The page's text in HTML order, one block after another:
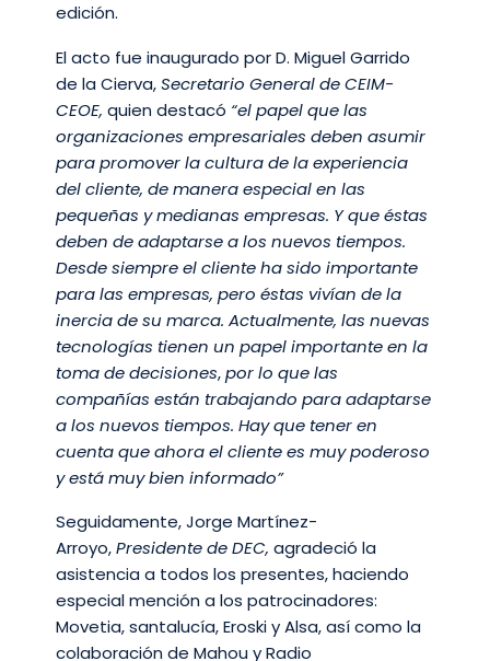
edición.
El acto fue inaugurado por D. Miguel Garrido
de la Cierva,Secretario General de CEIM-
CEOE, quien destacó “el papel que las
organizaciones empresariales deben asumir
para promover la cultura de la experiencia
del cliente, de manera especial en las
pequeñas y medianas empresas. Y que éstas
deben de adaptarse a los nuevos tiempos.
Desde siempre el cliente ha sido importante
para las empresas, pero éstas vivían de la
inercia de su marca. Actualmente, las nuevas
tecnologías tienen un papel importante en la
toma de decisiones,por lo que las
compañías están trabajando para adaptarse
a los nuevos tiempos. Hay que tener en
cuenta que ahora el cliente es muy poderoso
y está muy bien informado”
Seguidamente, Jorge Martínez-
Arroyo,Presidente de DEC, agradeció la
asistencia a todos los presentes, haciendo
especial mención a los patrocinadores:
Movetia, santalucía, Eroski y Alsa, así como la
colaboración de Mahou y Radio